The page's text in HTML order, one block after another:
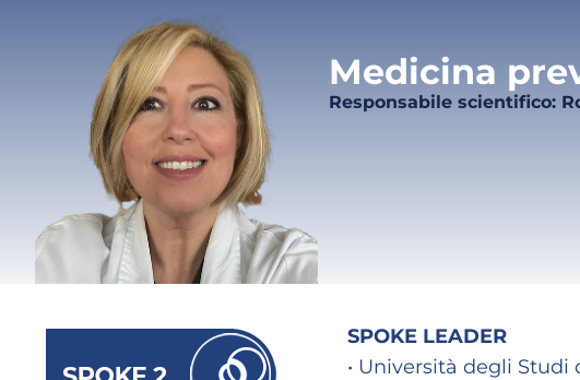
Medicina
Responsabile scientifico:
SPOKE LEADER
• Università degli Studi